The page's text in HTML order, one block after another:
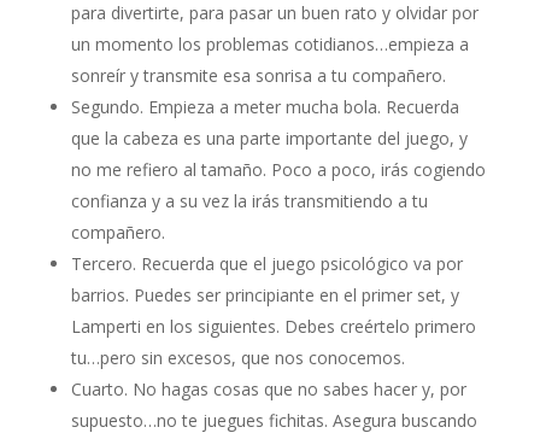
para divertirte, para pasar un buen rato y olvidar por
un momento los problemas cotidianos…empieza a
sonreír y transmite esa sonrisa a tu compañero.
Segundo. Empieza a meter mucha bola. Recuerda
que la cabeza es una parte importante del juego, y
no me refiero al tamaño. Poco a poco, irás cogiendo
confianza y a su vez la irás transmitiendo a tu
compañero.
Tercero. Recuerda que el juego psicológico va por
barrios. Puedes ser principiante en el primer set, y
Lamperti en los siguientes. Debes creértelo primero
tu…pero sin excesos, que nos conocemos.
Cuarto. No hagas cosas que no sabes hacer y, por
supuesto…no te juegues fichitas. Asegura buscando